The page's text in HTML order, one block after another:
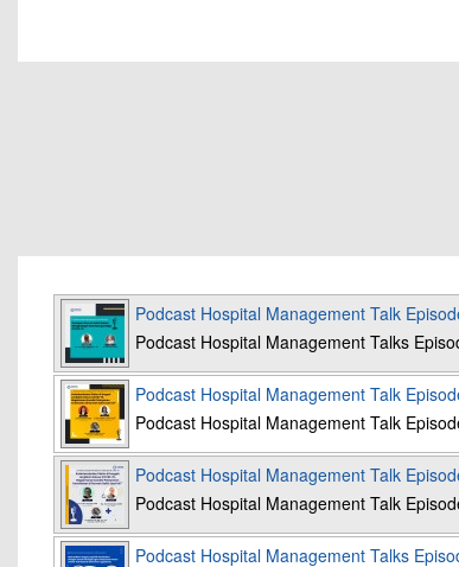
Podcast Hospital Management Talk
Podcast Hospital Management Talks
Podcast Hospital Management Talk
Podcast Hospital Management Talk
Podcast Hospital Management Talk
Podcast Hospital Management Talk
Podcast Hospital Management Talks